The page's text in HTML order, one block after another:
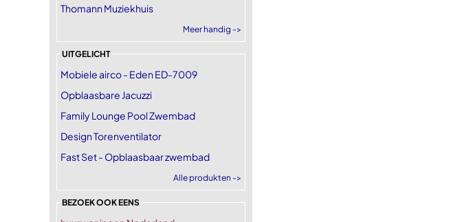
Thomann Muziekhuis
Meer handig ->
UITGELICHT
Mobiele airco - Eden ED-7009
Opblaasbare Jacuzzi
Family Lounge Pool Zwembad
Design Torenventilator
Fast Set - Opblaasbaar zwembad
Alle produkten ->
BEZOEK OOK EENS